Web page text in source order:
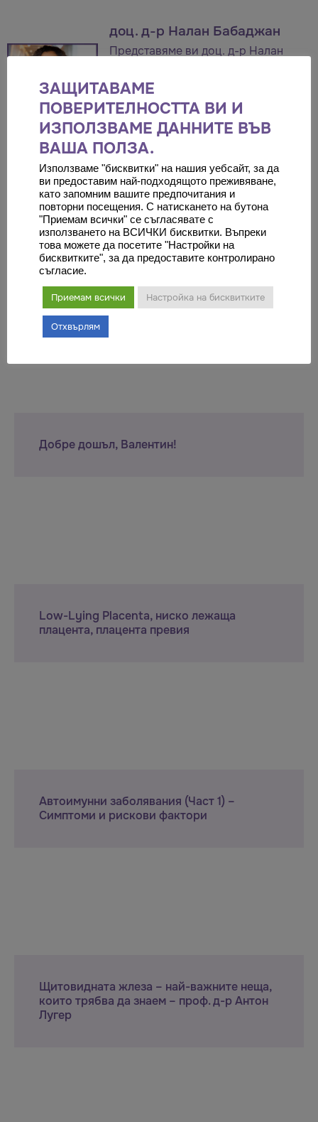
доц. д-р Налан Бабаджан
Представяме ви доц. д-р Налан
онкология. Прочетете повече за
нея в профила и ТУК!
Оставете коментар
Трябва давлезете, за да публикувате коментар.
ПОСЛЕДНО ПРЕГЛЕЖДАНИ В
БЛОГА
Добре дошъл, Валентин!
Low-Lying Placenta, ниско лежаща
плацента, плацента превия
Автоимунни заболявания (Част 1) –
Симптоми и рискови фактори
Щитовидната жлеза – най-важните неща,
които трябва да знаем – проф. д-р Антон
Лугер
ЗАЩИТАВАМЕ
ПОВЕРИТЕЛНОСТТА ВИ И
ИЗПОЛЗВАМЕ ДАННИТЕ ВЪВ
ВАША ПОЛЗА.
Използваме "бисквитки" на нашия уебсайт, за да
ви предоставим най-подходящото преживяване,
като запомним вашите предпочитания и
повторни посещения. С натискането на бутона
"Приемам всички" се съгласявате с
използването на ВСИЧКИ бисквитки. Въпреки
това можете да посетите "Настройки на
бисквитките", за да предоставите контролирано
съгласие.
Приемам всички Настройка на бисквитките
Отхвърлям